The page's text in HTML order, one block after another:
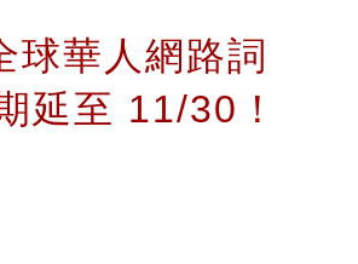
球華人網路詞
延至 11/30！